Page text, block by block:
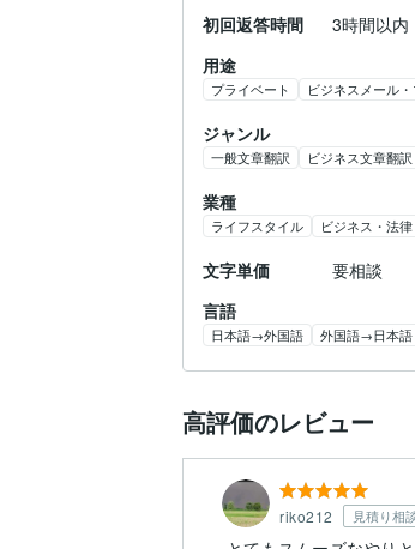
初回返答時間
3時間以内
用途
プライベート ビジネスメール
ジャンル
一般文章翻訳 ビジネス文章翻訳
業種
ライフスタイル ビジネス・法律
文字単価
要相談
言語
日本語→外国語 外国語→日本語
高評価のレビュー
riko212 見積り相